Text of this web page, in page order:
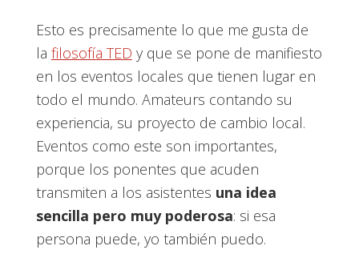
Esto es precisamente lo que me gusta de
la filosofía TED y que se pone de manifiesto
en los eventos locales que tienen lugar en
todo el mundo. Amateurs contando su
experiencia, su proyecto de cambio local.
Eventos como este son importantes,
porque los ponentes que acuden
transmiten a los asistentes una idea
sencilla pero muy poderosa: si esa
persona puede, yo también puedo.